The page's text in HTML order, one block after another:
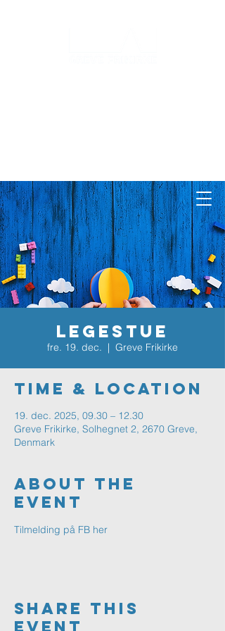
Log ind
Legestue
fre. 19. dec.
  |
Greve Frikirke
Time & Location
19. dec. 2025, 09.30 – 12.30
Greve Frikirke, Solhegnet 2, 2670 Greve,
Denmark
About The
Event
Tilmelding på FB her
Share This
Event